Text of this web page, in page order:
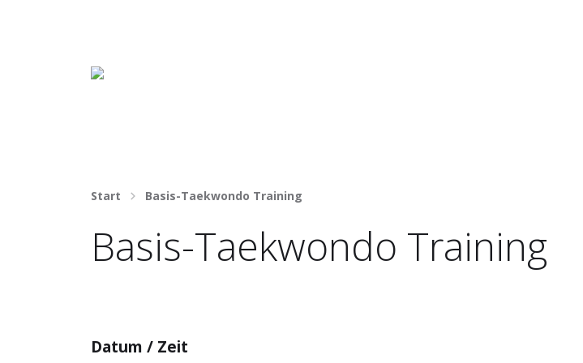
Häng nicht rum. Mach was draus!
Start Basis-Taekwondo Training
Basis-Taekwondo Training
Datum / Zeit